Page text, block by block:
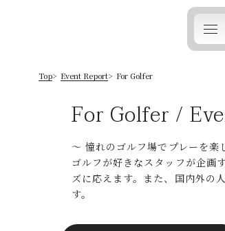
Top Event Report For Golfer
For Golfer /
〜 憧れのゴルフ場でプレーを楽
ゴルフが好きなスタッフが企画
ズに応えます。また、国内外の
す。